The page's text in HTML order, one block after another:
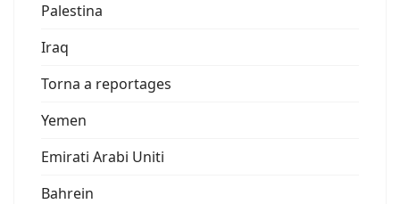
Palestina
Iraq
Torna a reportages
Yemen
Emirati Arabi Uniti
Bahrein